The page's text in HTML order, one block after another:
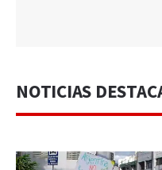
NOTICIAS